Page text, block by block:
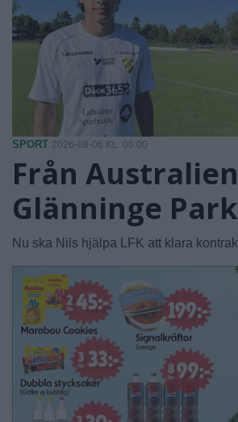
SPORT 2026-08-06 KL. 06:00
Från
Glänninge Park
Nu ska Nils hjälpa LFK att klara